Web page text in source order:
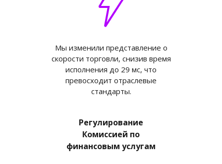
Мы изменили представление о
скорости торговли, снизив время
исполнения до 29 мс, что
превосходит отраслевые
стандарты.
Регулирование
Комиссией по
финансовым услугам